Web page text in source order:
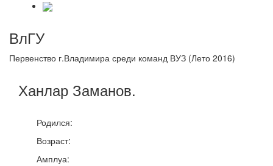
ВлГУ
Первенство г.Владимира среди команд ВУЗ (Лето 2016)
Ханлар Заманов.
Родился:
Возраст:
Амплуа: